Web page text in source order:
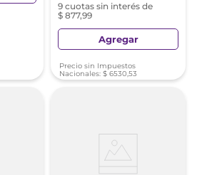
9 cuotas sin interés de
$ 877,99
Agregar
Precio sin Impuestos
Nacionales: $ 6530,53